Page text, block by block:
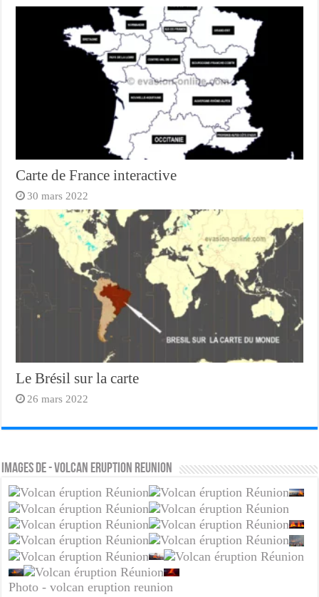
Carte de France interactive
30 mars 2022
Le Brésil sur la carte
26 mars 2022
Images de - volcan eruption reunion
Photo - volcan eruption reunion